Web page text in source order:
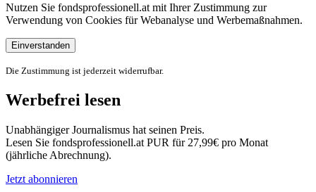
Nutzen Sie fondsprofessionell.at mit Ihrer Zustimmung zur
Verwendung von Cookies für Webanalyse und Werbemaßnahmen.
Einverstanden
Die Zustimmung ist jederzeit widerrufbar.
Werbefrei lesen
Unabhängiger Journalismus hat seinen Preis.
Lesen Sie fondsprofessionell.at PUR für 27,99€ pro Monat
(jährliche Abrechnung).
Jetzt abonnieren